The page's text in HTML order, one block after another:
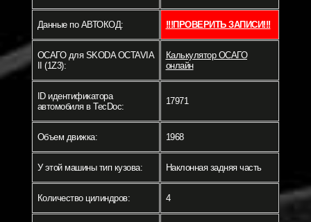
Данные по АВТОКОД: !!!ПРОВЕРИТЬ ЗАПИСИ!!!
ОСАГО для SKODA OCTAVIA
II (1Z3):
Калькулятор ОСАГО
онлайн
ID идентификатора
автомобиля в TecDoc:
17971
Объем движка: 1968
У этой машины тип кузова: Наклонная задняя часть
Количество цилиндров: 4